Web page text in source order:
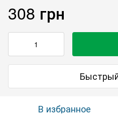
308 грн
В избранное